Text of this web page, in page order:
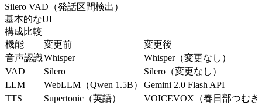
Silero VAD（発話区間検出）
基本的なUI
構成比較
機能
変更前
変更後
音声認識Whisper
Whisper（変更なし）
VAD
Silero
Silero（変更なし）
LLM
WebLLM（Qwen 1.5B）
Gemini 2.0 Flash API
TTS
Supertonic（英語）
VOICEVOX（春日部つむぎ